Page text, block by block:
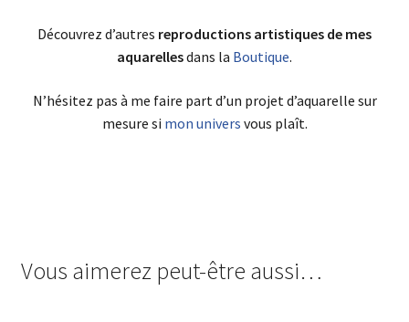
Découvrez d’autres reproductions artistiques de mes
aquarellesdans la Boutique.
N’hésitez pas à me faire part d’un projet d’aquarelle sur
mesure si mon univers vous plaît.
Vous aimerez peut-être aussi…